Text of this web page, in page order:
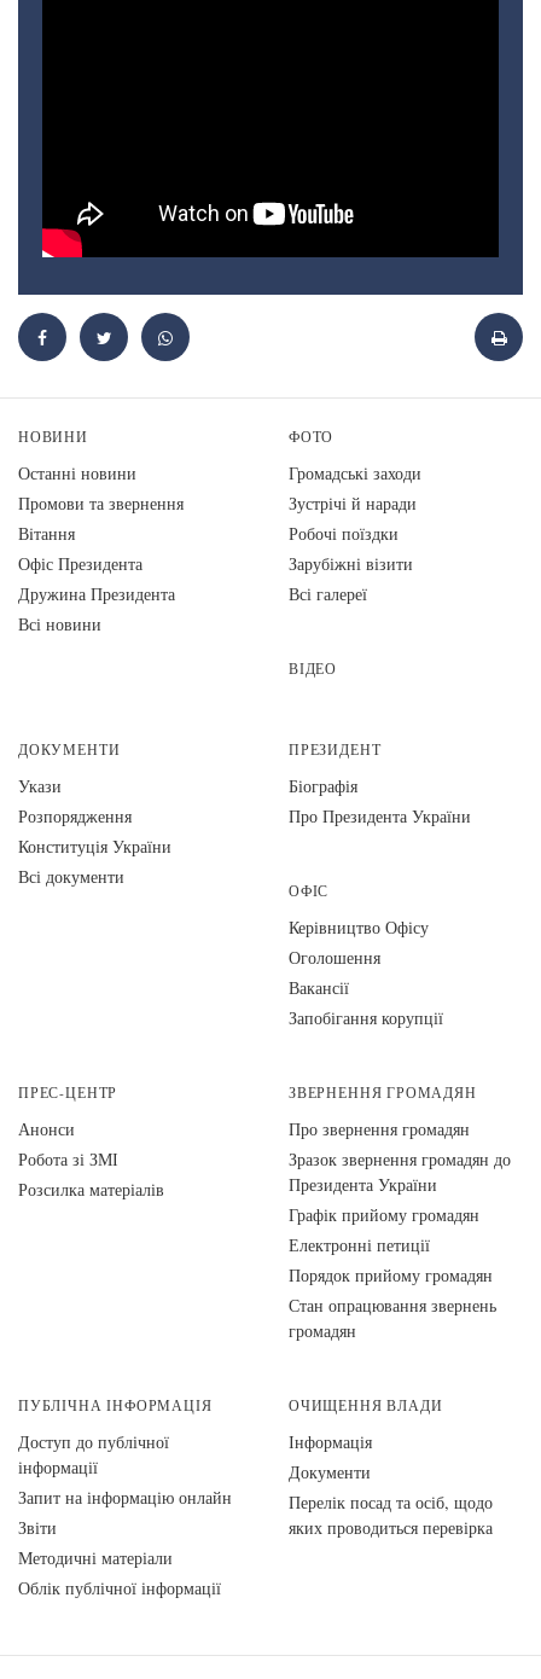
НОВИНИ
Останні новини
Промови та звернення
Вiтання
Офіс Президента
Дружина Президента
Всі новини
ФОТО
Громадські заходи
Зустрічі й наради
Робочі поїздки
Зарубіжні візити
Всі галереї
ВІДЕО
ДОКУМЕНТИ
Укази
Розпорядження
Конституція України
Всі документи
ПРЕЗИДЕНТ
Біографія
Про Президента України
ОФІС
Керівництво Офісу
Оголошення
Вакансії
Запобігання корупції
ПРЕС-ЦЕНТР
Анонси
Робота зі ЗМІ
Розсилка матеріалів
ЗВЕРНЕННЯ ГРОМАДЯН
Про звернення громадян
Зразок звернення громадян до
Президента України
Графік прийому громадян
Електронні петиції
Порядок прийому громадян
Стан опрацювання звернень
громадян
ПУБЛІЧНА ІНФОРМАЦІЯ
Доступ до публічної
інформації
Запит на інформацію онлайн
Звіти
Методичні матеріали
Облік публічної інформації
ОЧИЩЕННЯ ВЛАДИ
Інформація
Документи
Перелік посад та осіб, щодо
яких проводиться перевірка